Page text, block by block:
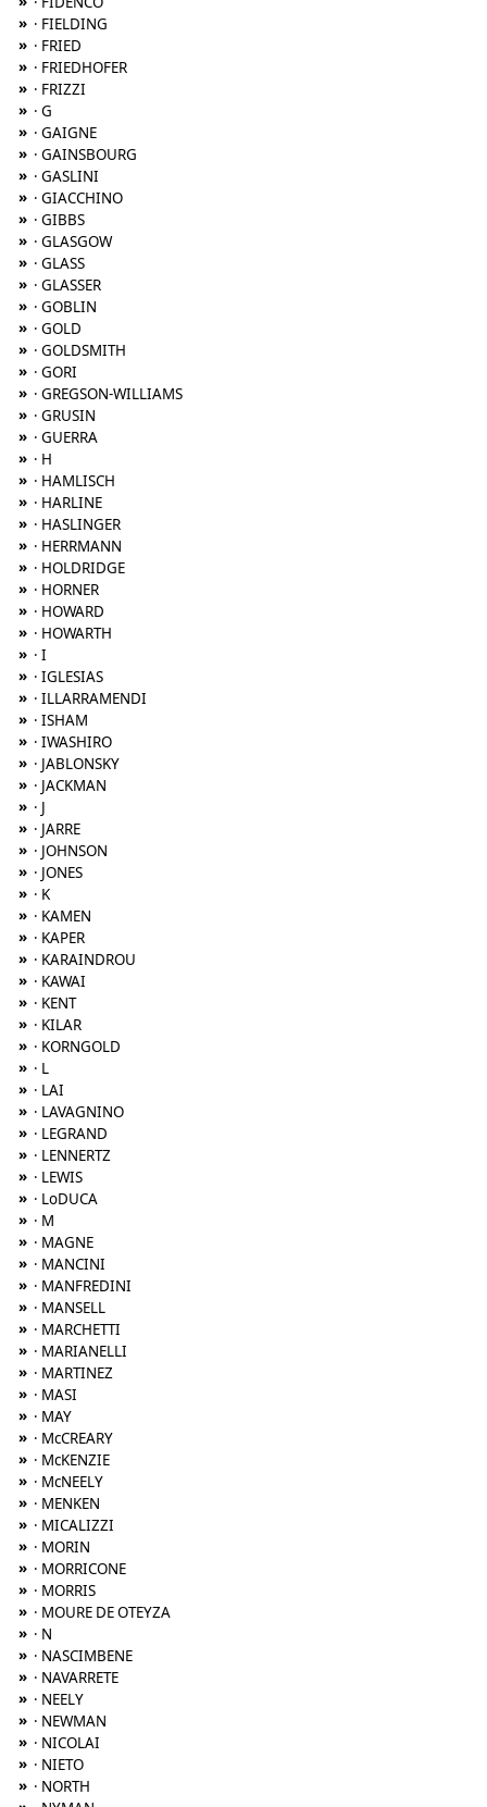
» · FIELDING
» · FRIED
» · FRIEDHOFER
» · FRIZZI
» · G
» · GAIGNE
» · GAINSBOURG
» · GASLINI
» · GIACCHINO
» · GIBBS
» · GLASGOW
» · GLASS
» · GLASSER
» · GOBLIN
» · GOLD
» · GOLDSMITH
» · GORI
» · GREGSON-WILLIAMS
» · GRUSIN
» · GUERRA
» · H
» · HAMLISCH
» · HARLINE
» · HASLINGER
» · HERRMANN
» · HOLDRIDGE
» · HORNER
» · HOWARD
» · HOWARTH
» · I
» · IGLESIAS
» · ILLARRAMENDI
» · ISHAM
» · IWASHIRO
» · JABLONSKY
» · JACKMAN
» · J
» · JARRE
» · JOHNSON
» · JONES
» · K
» · KAMEN
» · KAPER
» · KARAINDROU
» · KAWAI
» · KENT
» · KILAR
» · KORNGOLD
» · L
» · LAI
» · LAVAGNINO
» · LEGRAND
» · LENNERTZ
» · LEWIS
» · LoDUCA
» · M
» · MAGNE
» · MANCINI
» · MANFREDINI
» · MANSELL
» · MARCHETTI
» · MARIANELLI
» · MARTINEZ
» · MASI
» · MAY
» · McCREARY
» · McKENZIE
» · McNEELY
» · MENKEN
» · MICALIZZI
» · MORIN
» · MORRICONE
» · MORRIS
» · MOURE DE OTEYZA
» · N
» · NASCIMBENE
» · NAVARRETE
» · NEELY
» · NEWMAN
» · NICOLAI
» · NIETO
» · NORTH